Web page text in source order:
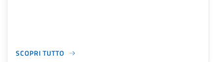
SCOPRI TUTTO